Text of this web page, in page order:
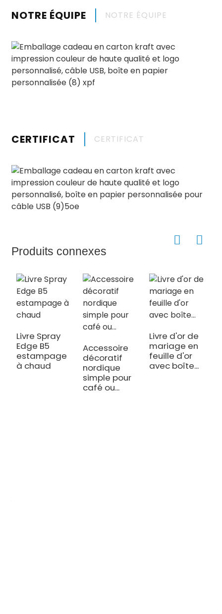
NOTRE ÉQUIPE NOTRE ÉQUIPE
CERTIFICAT CERTIFICAT
Produits connexes
Livre Spray
Edge B5
estampage
à chaud
Accessoire
décoratif
nordique
simple pour
café ou...
Livre d'or de
mariage en
feuille d'or
avec boîte...